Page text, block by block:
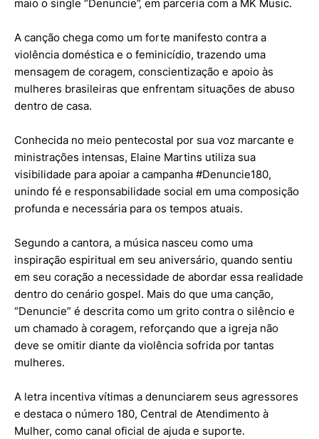
maio o single “Denuncie”, em parceria com a MK Music⁠.
A canção chega como um forte manifesto contra a
violência doméstica e o feminicídio, trazendo uma
mensagem de coragem, conscientização e apoio às
mulheres brasileiras que enfrentam situações de abuso
dentro de casa.
Conhecida no meio pentecostal por sua voz marcante e
ministrações intensas, Elaine Martins utiliza sua
visibilidade para apoiar a campanha #Denuncie180,
unindo fé e responsabilidade social em uma composição
profunda e necessária para os tempos atuais.
Segundo a cantora, a música nasceu como uma
inspiração espiritual em seu aniversário, quando sentiu
em seu coração a necessidade de abordar essa realidade
dentro do cenário gospel. Mais do que uma canção,
“Denuncie” é descrita como um grito contra o silêncio e
um chamado à coragem, reforçando que a igreja não
deve se omitir diante da violência sofrida por tantas
mulheres.
A letra incentiva vítimas a denunciarem seus agressores
e destaca o número 180, Central de Atendimento à
Mulher, como canal oficial de ajuda e suporte.